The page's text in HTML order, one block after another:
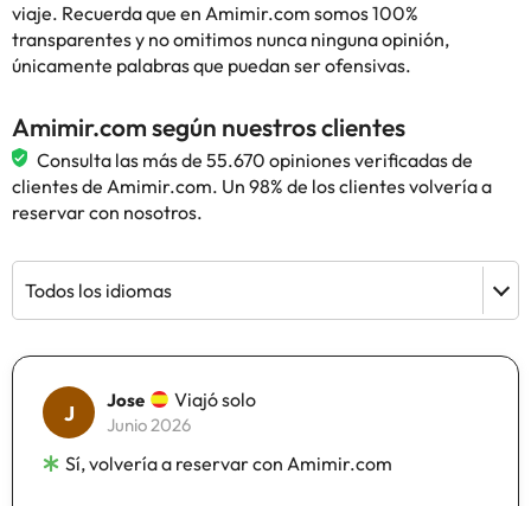
viaje. Recuerda que en Amimir.com somos 100%
transparentes y no omitimos nunca ninguna opinión,
únicamente palabras que puedan ser ofensivas.
Amimir.com según nuestros clientes
Consulta las más de 55.670 opiniones verificadas de
clientes de Amimir.com. Un 98% de los clientes volvería a
reservar con nosotros.